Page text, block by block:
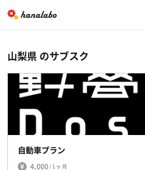
山梨県 のサブスク
自動車プラン
4,000 /1ヶ月